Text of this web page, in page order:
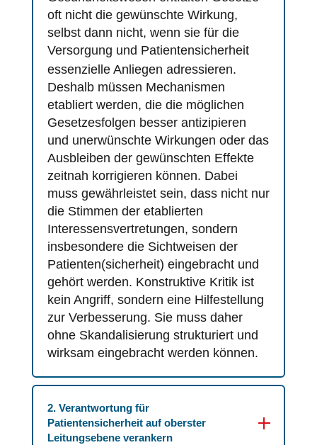
oft nicht die gewünschte Wirkung,
selbst dann nicht, wenn sie für die
Versorgung und Patientensicherheit
essenzielle Anliegen adressieren.
Deshalb müssen Mechanismen
etabliert werden, die die möglichen
Gesetzesfolgen besser antizipieren
und unerwünschte Wirkungen oder das
Ausbleiben der gewünschten Effekte
zeitnah korrigieren können. Dabei
muss gewährleistet sein, dass nicht nur
die Stimmen der etablierten
Interessensvertretungen, sondern
insbesondere die Sichtweisen der
Patienten(sicherheit) eingebracht und
gehört werden. Konstruktive Kritik ist
kein Angriff, sondern eine Hilfestellung
zur Verbesserung. Sie muss daher
ohne Skandalisierung strukturiert und
wirksam eingebracht werden können.
2. Verantwortung für
Patientensicherheit auf oberster
Leitungsebene verankern